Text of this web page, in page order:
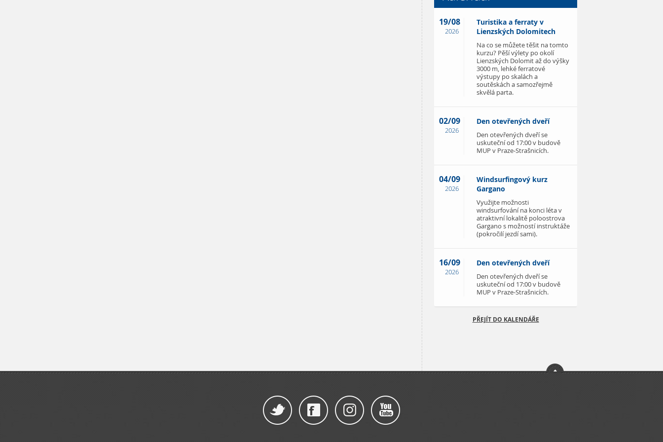
19/08
2026
Turistika a ferraty v
Lienzských Dolomitech
Na co se můžete těšit na tomto
kurzu? Pěší výlety po okolí
Lienzských Dolomit až do výšky
3000 m, lehké ferratové
výstupy po skalách a
soutěskách a samozřejmě
skvělá parta.
02/09
2026
Den otevřených dveří
Den otevřených dveří se
uskuteční od 17:00 v budově
MUP v Praze-Strašnicích.
04/09
2026
Windsurfingový kurz
Gargano
Využijte možnosti
windsurfování na konci léta v
atraktivní lokalitě poloostrova
Gargano s možností instruktáže
(pokročilí jezdí sami).
16/09
2026
Den otevřených dveří
Den otevřených dveří se
uskuteční od 17:00 v budově
MUP v Praze-Strašnicích.
PŘEJÍT DO KALENDÁŘE